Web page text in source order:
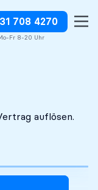
708 4270
Fr 8-20 Uhr
direkt stoppen
auflösen.